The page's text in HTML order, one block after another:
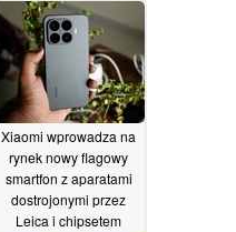
Xiaomi wprowadza na
rynek nowy flagowy
smartfon z aparatami
dostrojonymi przez
Leica i chipsetem